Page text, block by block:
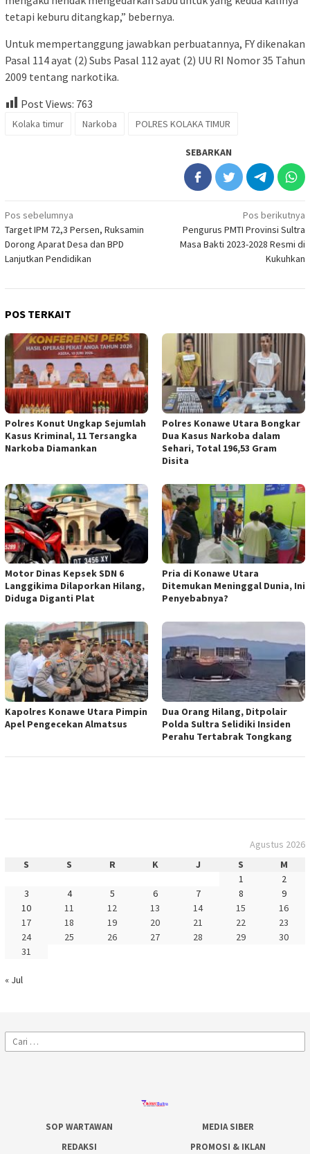
tetapi keburu ditangkap,” bebernya.
Untuk mempertanggung jawabkan perbuatannya, FY dikenakan
Pasal 114 ayat (2) Subs Pasal 112 ayat (2) UU RI Nomor 35 Tahun
2009 tentang narkotika.
Post Views: 763
Kolaka timur Narkoba POLRES KOLAKA TIMUR
SEBARKAN
Navigasi
pos
Pos sebelumnya
Target IPM 72,3 Persen, Ruksamin
Dorong Aparat Desa dan BPD
Lanjutkan Pendidikan
Pos berikutnya
Pengurus PMTI Provinsi Sultra
Masa Bakti 2023-2028 Resmi di
Kukuhkan
POS TERKAIT
Polres Konut Ungkap Sejumlah
Kasus Kriminal, 11 Tersangka
Narkoba Diamankan
Polres Konawe Utara Bongkar
Dua Kasus Narkoba dalam
Sehari, Total 196,53 Gram
Disita
Motor Dinas Kepsek SDN 6
Langgikima Dilaporkan Hilang,
Diduga Diganti Plat
Pria di Konawe Utara
Ditemukan Meninggal Dunia, Ini
Penyebabnya?
Kapolres Konawe Utara Pimpin
Apel Pengecekan Almatsus
Dua Orang Hilang, Ditpolair
Polda Sultra Selidiki Insiden
Perahu Tertabrak Tongkang
Agustus 2026
S
S R K J S
M
1
2
3
4 5 6 7 8
9
10
11 12 13 14 15
16
17
18 19 20 21 22
23
24
25 26 27 28 29
30
31
« Jul
Cari
untuk:
SOP WARTAWAN
MEDIA SIBER
REDAKSI
PROMOSI & IKLAN